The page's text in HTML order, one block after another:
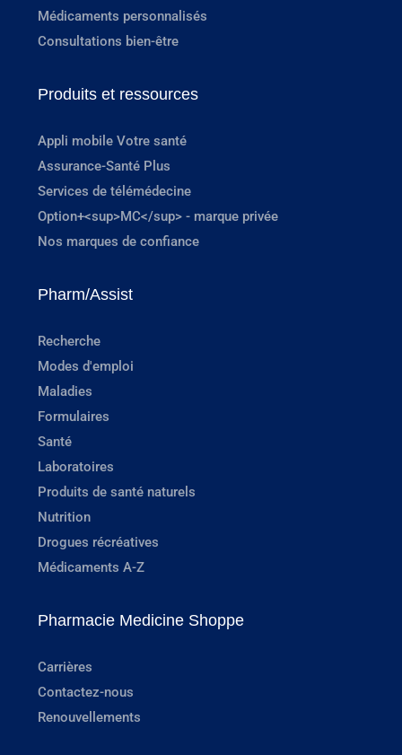
Médicaments personnalisés
Consultations bien-être
Produits et ressources
Appli mobile Votre santé
Assurance-Santé Plus
Services de télémédecine
Option+<sup>MC</sup> - marque privée
Nos marques de confiance
Pharm/Assist
Recherche
Modes d'emploi
Maladies
Formulaires
Santé
Laboratoires
Produits de santé naturels
Nutrition
Drogues récréatives
Médicaments A-Z
Pharmacie Medicine Shoppe
Carrières
Contactez-nous
Renouvellements